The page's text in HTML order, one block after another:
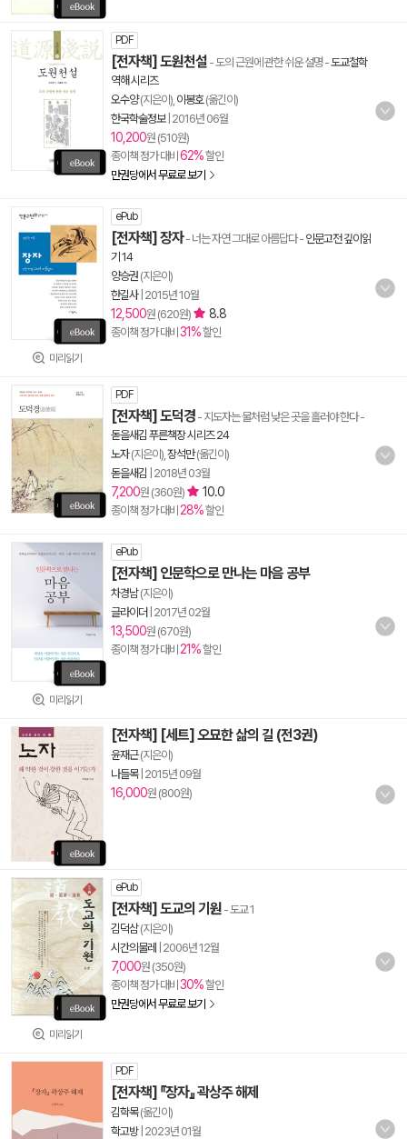
PDF
[전자책] 도원천설 - 도의 근원에 관한 쉬운 설명-도교철학
역해 시리즈
오수양(지은이), 이봉호(옮긴이)
한국학술정보| 2016년 06월
10,200원 (510원)
종이책 정가 대비 62%할인
만권당에서 무료로 보기
미리읽기
ePub
[전자책] 장자- 너는 자연 그대로 아름답다- 인문고전 깊이읽
기 14
양승권 (지은이)
한길사| 2015년 10월
12,500원 (620원) 8.8
종이책 정가 대비 31%할인
PDF
[전자책] 도덕경 - 지도자는 물처럼 낮은 곳을 흘러야 한다-
돋을새김 푸른책장 시리즈 24
노자(지은이), 장석만(옮긴이)
돋을새김 2018년 03월
7,200원 (360원) 10.0
종이책 정가 대비 28%할인
미리읽기
ePub
[전자책] 인문학으로 만나는 마음 공부
차경남(지은이)
글라이더 2017년 02월
13,500원 (670원)
종이책 정가 대비 21%할인
[전자책] [세트] 오묘한 삶의 길 (전3권)
윤재근(지은이)
나들목| 2015년 09월
16,000원 (800원)
미리읽기
ePub
[전자책] 도교의 기원 - 도교 1
김덕삼(지은이)
시간의물레
2006년 12월
7,000원 (350원)
종이책 정가 대비 30%할인
만권당에서 무료로 보기
PDF
[전자책] 『장자』 곽상주 해제
김학목(옮긴이)
학고방| 2023년 01월